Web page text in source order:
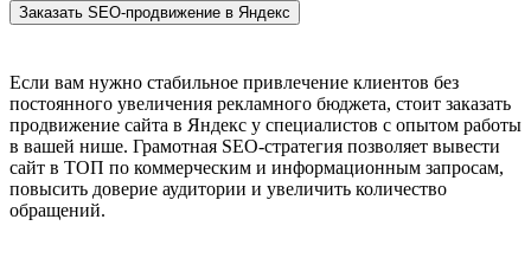
Заказать SEO-продвижение в Яндекс
Если вам нужно стабильное привлечение клиентов без
постоянного увеличения рекламного бюджета, стоит заказать
продвижение сайта в Яндекс у специалистов с опытом работы
в вашей нише. Грамотная SEO-стратегия позволяет вывести
сайт в ТОП по коммерческим и информационным запросам,
повысить доверие аудитории и увеличить количество
обращений.